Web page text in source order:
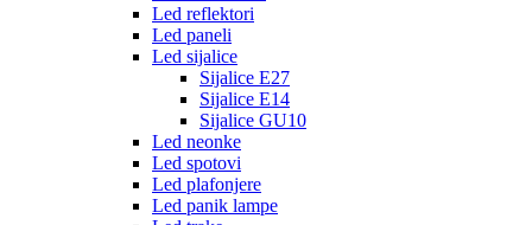
Led reflektori
Led paneli
Led sijalice
Sijalice E27
Sijalice E14
Sijalice GU10
Led neonke
Led spotovi
Led plafonjere
Led panik lampe